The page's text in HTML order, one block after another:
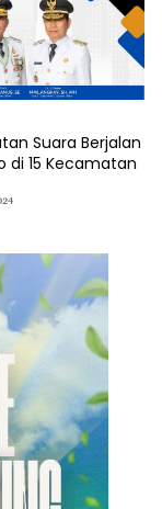
Suara Berjalan
di 15 Kecamatan